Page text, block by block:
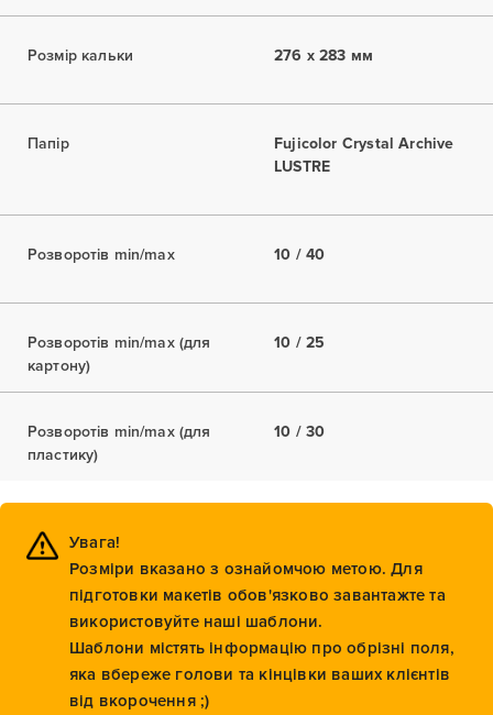
Розмір кальки 276 x 283 мм
Папір
Fujicolor Crystal Archive
LUSTRE
Розворотів min/max 10 / 40
Розворотів min/max (для
картону)
10 / 25
Розворотів min/max (для
пластику)
10 / 30
Увага!
Розміри вказано з ознайомчою метою. Для
підготовки макетів обов'язково завантажте та
використовуйте наші шаблони.
Шаблони містять інформацію про обрізні поля,
яка вбереже голови та кінцівки ваших клієнтів
від вкорочення ;)